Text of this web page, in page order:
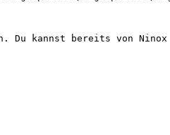
Du kannst bereits von